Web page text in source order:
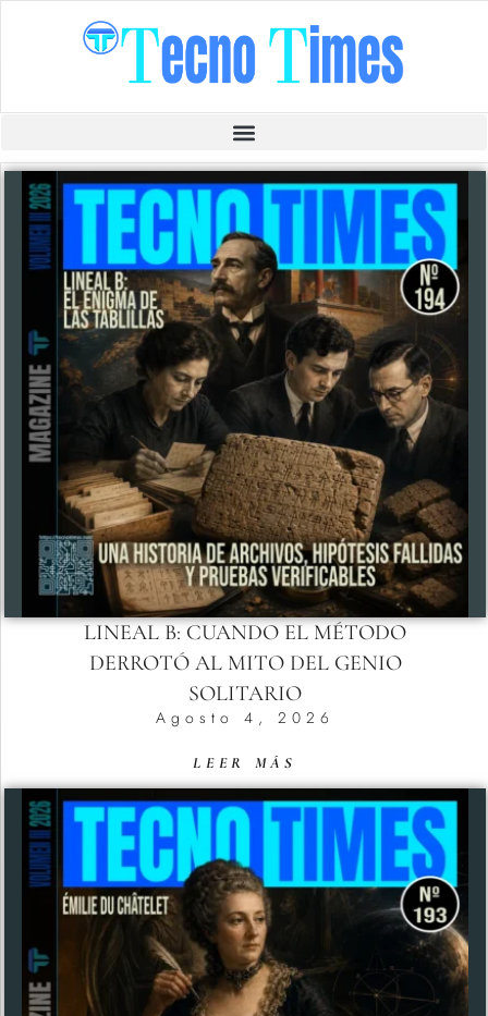
LINEAL B: CUANDO EL MÉTODO
DERROTÓ AL MITO DEL GENIO
SOLITARIO
Agosto 4, 2026
LEER MÁS